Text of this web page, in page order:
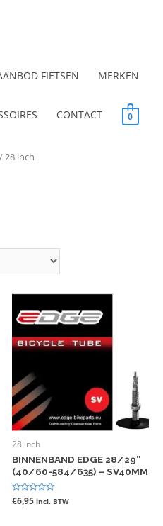
FIETSEN MERKEN
CONTACT 0
/ 28 inch
28 inch
BINNENBAND EDGE 28/29″
(40/60-584/635) – SV40MM
Gewaardeerd
0
€6,95 incl. BTW